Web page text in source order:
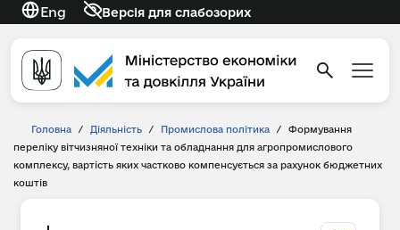
Eng Версія для слабозорих
Головна / Діяльність / Промислова політика /
Формування
переліку вітчизняної техніки та обладнання для агропромислового
комплексу, вартість яких частково компенсується за рахунок бюджетних
коштів